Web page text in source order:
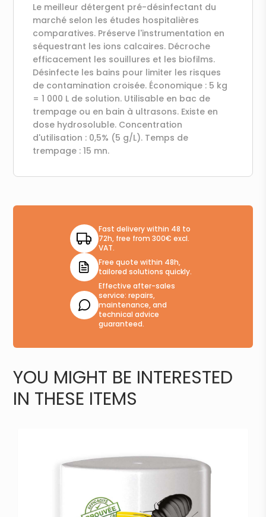
Le meilleur détergent pré-désinfectant du
marché selon les études hospitalières
comparatives. Préserve l'instrumentation en
séquestrant les ions calcaires. Décroche
efficacement les souillures et les biofilms.
Désinfecte les bains pour limiter les risques
de contamination croisée. Économique : 5 kg
= 1 000 L de solution. Utilisable en bac de
trempage ou en bain à ultrasons. Existe en
dose hydrosoluble. Concentration
d'utilisation : 0,5% (5 g/L). Temps de
trempage : 15 mn.
Fast delivery within 48 to
72h, free from 300€ excl.
VAT.
Free quote within 48h,
tailored solutions quickly.
Effective after-sales
service: repairs,
maintenance, and
technical advice
guaranteed.
YOU MIGHT BE INTERESTED
IN THESE ITEMS